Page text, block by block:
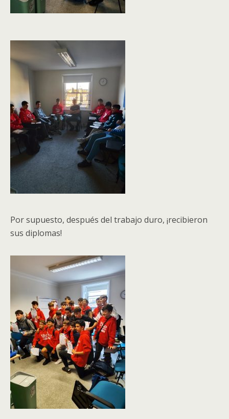
Por supuesto, después del trabajo duro, ¡recibieron
sus diplomas!